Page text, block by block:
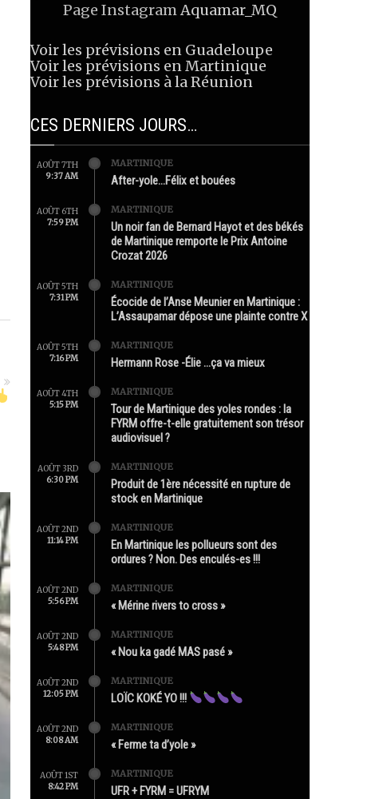
Page InstagramAquamar_MQ
Voir les prévisions en Guadeloupe
Voir les prévisions en Martinique
Voir les prévisions à la Réunion
CES DERNIERS JOURS…
AOÛT 7TH
9:37 AM
MARTINIQUE
After-yole…Félix et bouées
AOÛT 6TH
7:59 PM
MARTINIQUE
Un noir fan de Bernard Hayot et des békés
de Martinique remporte le Prix Antoine
Crozat 2026
AOÛT 5TH
7:31 PM
MARTINIQUE
Écocide de l’Anse Meunier en Martinique :
L’Assaupamar dépose une plainte contre X
AOÛT 5TH
7:16 PM
MARTINIQUE
Hermann Rose -Élie …ça va mieux
AOÛT 4TH
5:15 PM
MARTINIQUE
Tour de Martinique des yoles rondes : la
FYRM offre-t-elle gratuitement son trésor
audiovisuel ?
AOÛT 3RD
6:30 PM
MARTINIQUE
Produit de 1ère nécessité en rupture de
stock en Martinique
AOÛT 2ND
11:14 PM
MARTINIQUE
En Martinique les pollueurs sont des
ordures ? Non. Des enculés-es !!!
AOÛT 2ND
5:56 PM
MARTINIQUE
« Mérine rivers to cross »
AOÛT 2ND
5:48 PM
MARTINIQUE
« Nou ka gadé MAS pasé »
AOÛT 2ND
12:05 PM
MARTINIQUE
LOÏC KOKÉ YO !!!
AOÛT 2ND
8:08 AM
MARTINIQUE
« Ferme ta d’yole »
AOÛT 1ST
8:42 PM
MARTINIQUE
UFR + FYRM = UFRYM